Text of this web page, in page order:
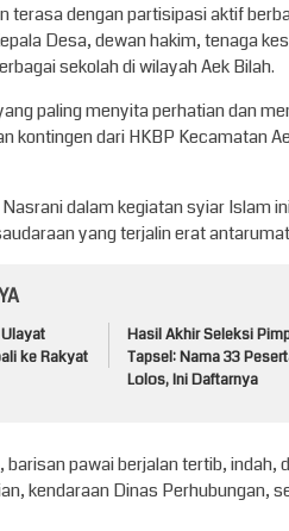
terasa dengan partisipasi aktif
Desa, dewan hakim, tenaga
sekolah di wilayah Aek Bilah.
paling menyita perhatian dan
kontingen dari HKBP Kecamatan
dalam kegiatan syiar Islam
yang terjalin erat
ke Rakyat
Hasil Akhir Seleksi
Tapsel: Nama 33
Lolos, Ini Daftarnya
pawai berjalan tertib, indah,
kendaraan Dinas Perhubungan,